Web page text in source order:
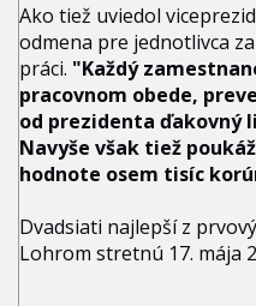
Ako tiež uviedol
odmena pre jednotlivca
práci. "Každý
pracovnom obede,
od prezidenta ďakovný
Navyše však tiež
hodnote osem tisíc
Dvadsiati najlepší z
Lohrom stretnú 17. mája